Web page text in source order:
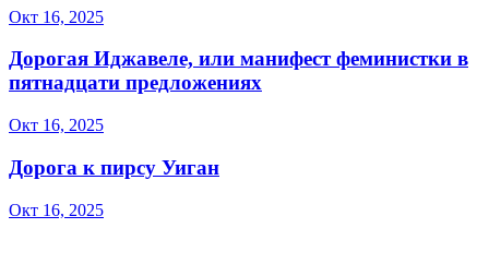
Окт 16, 2025
Дорогая Иджавеле, или манифест феминистки в
пятнадцати предложениях
Окт 16, 2025
Дорога к пирсу Уиган
Окт 16, 2025